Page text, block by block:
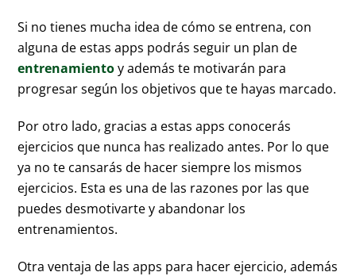
Si no tienes mucha idea de cómo se entrena, con
alguna de estas apps podrás seguir un plan de
entrenamientoy además te motivarán para
progresar según los objetivos que te hayas marcado.
Por otro lado, gracias a estas apps conocerás
ejercicios que nunca has realizado antes. Por lo que
ya no te cansarás de hacer siempre los mismos
ejercicios. Esta es una de las razones por las que
puedes desmotivarte y abandonar los
entrenamientos.
Otra ventaja de las apps para hacer ejercicio, además